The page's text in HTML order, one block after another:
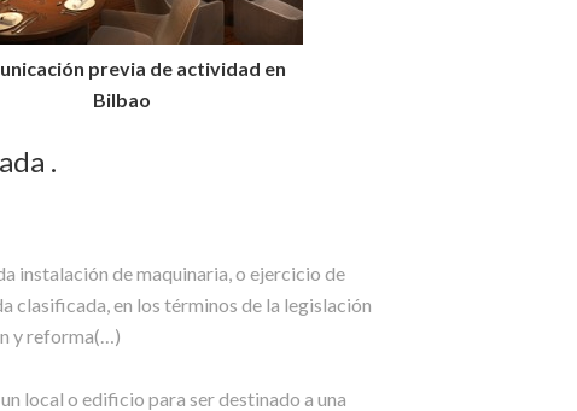
previa de actividad en
Bilbao
.
instalación de maquinaria, o ejercicio de
clasificada, en los términos de la legislación
y reforma(…)
local o edificio para ser destinado a una